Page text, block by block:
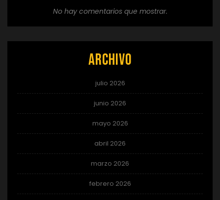
No hay comentarios que mostrar.
Archivo
julio 2026
junio 2026
mayo 2026
abril 2026
marzo 2026
febrero 2026